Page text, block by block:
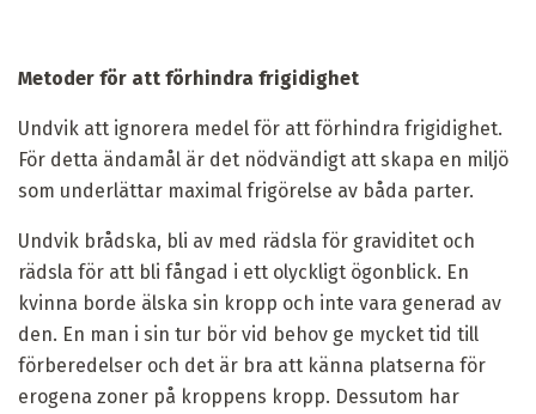
Metoder för att förhindra frigidighet
Undvik att ignorera medel för att förhindra frigidighet.
För detta ändamål är det nödvändigt att skapa en miljö
som underlättar maximal frigörelse av båda parter.
Undvik brådska, bli av med rädsla för graviditet och
rädsla för att bli fångad i ett olyckligt ögonblick. En
kvinna borde älska sin kropp och inte vara generad av
den. En man i sin tur bör vid behov ge mycket tid till
förberedelser och det är bra att känna platserna för
erogena zoner på kroppens kropp. Dessutom har